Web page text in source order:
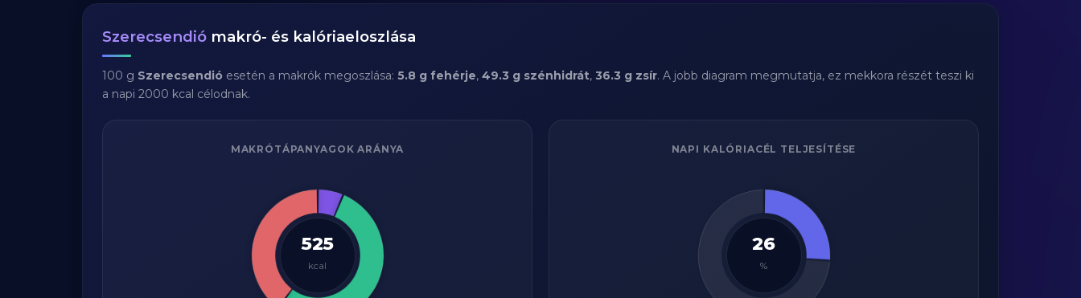
Szerecsendió makró- és kalóriaeloszlása
100 g Szerecsendió esetén a makrók megoszlása: 5.8 g fehérje, 49.3 g szénhidrát, 36.3 g zsír. A jobb diagram megmutatja, ez mekkora részét teszi ki
a napi 2000 kcal célodnak.
MAKRÓTÁPANYAGOK ARÁNYA
525
kcal
NAPI KALÓRIACÉL TELJESÍTÉSE
26
%